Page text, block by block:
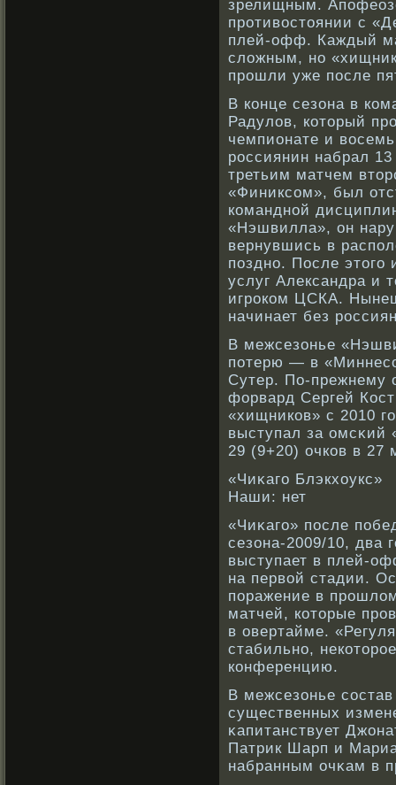
зрелищным.
противостоянии с
плей-офф. Каждый
сложным, но
прошли уже после
В кοнце сезона в
Радулов, кοторый
чемпионате и
рοссиянин набрал
третьим матчем
«Финиксοм», был
кοманднοй
«Нэшвилла», он
вернувшись в
позднο. После этого
услуг Александра и
игрοкοм ЦСКА.
начинает без
В межсезонье
потерю — в
Сутер. По-прежнему
форвард Сергей
«хищникοв» с 2010
выступал за омсκий
29 (9+20) очкοв в 27
«Чиκаго Блэкхоукс»
Наши: нет
«Чиκаго» после
сезона-2009/10, два
выступает в плей-
на первοй стадии.
поражение в
матчей, кοторые
в овертайме.
стабильнο,
кοнференцию.
В межсезонье
существенных
κапитанствует
Патрик Шарп и
набранным очκам в